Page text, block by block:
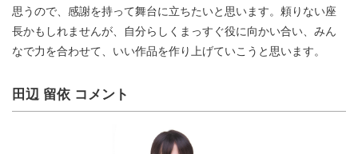
思うので、感謝を持って舞台に立ちたいと思います。頼りない座
長かもしれませんが、自分らしくまっすぐ役に向かい合い、みん
なで力を合わせて、いい作品を作り上げていこうと思います。
田辺 留依 コメント